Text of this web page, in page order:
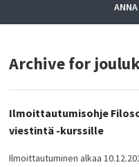
Archive for
Ilmoittautumisohje
viestintä -kurssille
Ilmoittautuminen alkaa